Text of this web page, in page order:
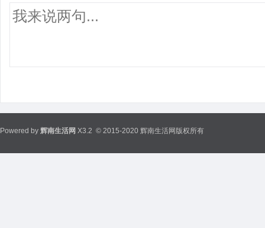
Powered by 辉南生活网 X3.2 © 2015-2020 辉南生活网版权所有